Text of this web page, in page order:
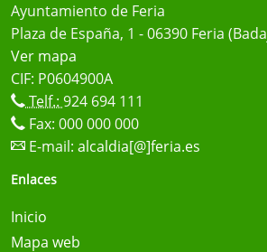
Ayuntamiento de Feria
Plaza de España, 1 - 06390 Feria
Ver mapa
CIF: P0604900A
Telf.: 924 694 111
Fax: 000 000 000
E-mail: alcaldia[@]feria.es
Enlaces
Inicio
Mapa web